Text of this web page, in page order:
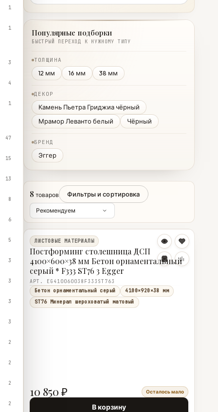
1
1
3
4
1
47
15
13
8
6
5
3
3
3
3
2
2
2
2
Популярные подборки
БЫСТРЫЙ ПЕРЕХОД К НУЖНОМУ ТИПУ
ТОЛЩИНА
12 мм 16 мм 38 мм
ДЕКОР
Камень Пьетра Гриджиа чёрный
Мрамор Леванто белый
Чёрный
БРЕНД
Эггер
8 товаров Фильтры и сортировка
ЛИСТОВЫЕ МАТЕРИАЛЫ
Постформинг столешница ДСП
4100×600×38 мм Бетон орнаментальный
серый * F333 ST76 3 Egger
АРТ. EG410060038F333ST763
Бетон орнаментальный серый
4100×920×38 мм
ST76 Минерал шероховатый матовый
10 850 ₽ Осталось мало
В корзину